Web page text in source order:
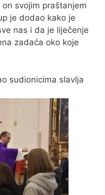
svojim praštanjem
je dodao kako je
nas i da je liječenje
zadaća oko koje
sudionicima slavlja